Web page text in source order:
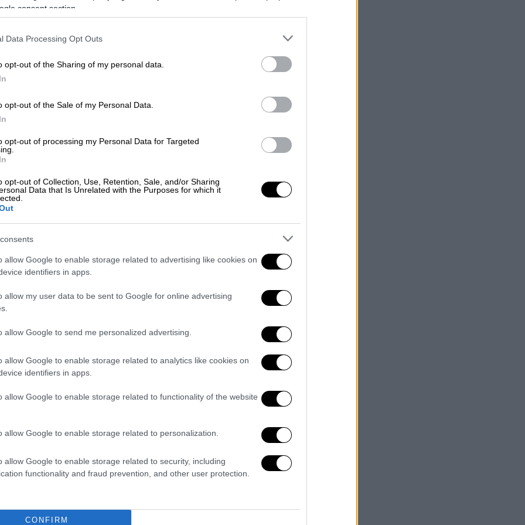
consent section.
Data Processing Opt Outs
opt-out of the Sharing of my personal data.
opt-out of the Sale of my Personal Data.
opt-out of processing my Personal Data for Targeted
opt-out of Collection, Use, Retention, Sale, and/or Sharing
Data that Is Unrelated with the Purposes for which it
allow Google to enable storage related to advertising like cookies on
identifiers in apps.
allow my user data to be sent to Google for online advertising
allow Google to send me personalized advertising.
allow Google to enable storage related to analytics like cookies on
identifiers in apps.
allow Google to enable storage related to functionality of the website
allow Google to enable storage related to personalization.
allow Google to enable storage related to security, including
functionality and fraud prevention, and other user protection.
CONFIRM
οι παραλείψεις των αστυνομικών
διεύθυνσης
το φέρετρο - Τον διέλυσε»
με το ΙΧ του τον
ανεξέλεγκταπάνω στοπεζοδρόμιο
το δίπλωμα μόλις δύο μήνες
χρόνο, με τονΒασίλη Οικονομίδηνα
«Εγώ δεν έχω την ψυχολογία να βλέπω
μετά το συμβάν, είχε φτιάξει το
Ρέθυμνο
πατέρα μου, τον αναζητά. Ήταν τόσο
να ανοίξουμε το
τον είδα τελευταία φορά πριν το
δω, κανέναν μας δεν άφησαν να τον δει.
Mega ο γιος του θύματος.
αυτοί που προκαλούν τα συμβάντα, και
στη δικογραφία αρνείται ότι έχει πιεί,
σε βίντεο όλα αυτά και υπάρχουν
αν δεν τιμωρηθεί πλέον
Δεν γίνεται να συνεχιστεί αυτό το
πατέρας μου, την προηγούμενη εβδομάδα
ο πατέρας μου δεν ήταν μεγάλος, 69
στιγμή πρέπει να σταματήσει αυτό
μέθη, κακούργημα,υπερβολική ταχύτητα
μας περίπτωση και στου παιδιού από τα
Πρέπει να εφαρμοστεί ο νόμος»,